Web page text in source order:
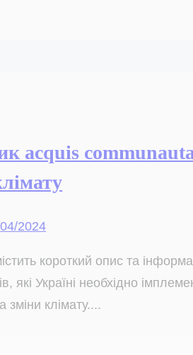
acquis
04/2024
короткий опис та
які Україні необхідно
зміни клімату....